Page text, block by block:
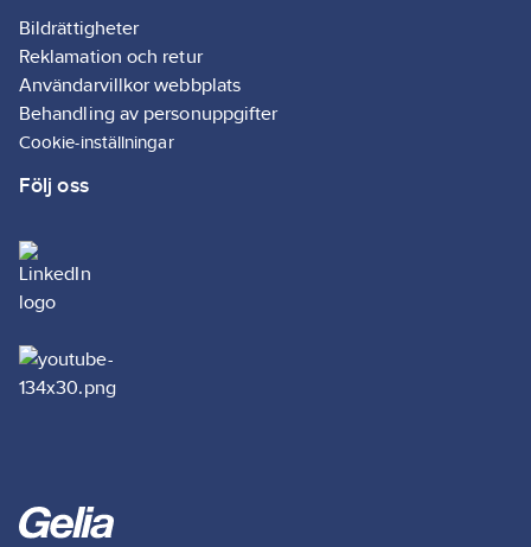
Bildrättigheter
Reklamation och retur
Användarvillkor webbplats
Behandling av personuppgifter
Cookie-inställningar
Följ oss